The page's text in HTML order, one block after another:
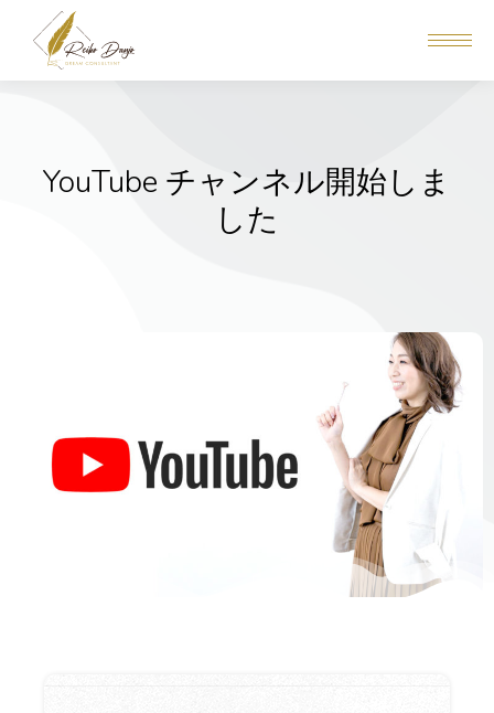
YouTube チャンネル開始しま
した